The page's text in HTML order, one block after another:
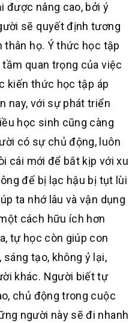
được nâng cao, bởi ý
sẽ quyết định tương
thân họ. Ý thức học tập
quan trọng của việc
kiến thức học tập áp
nay, với sự phát triển
học sinh cũng càng
có sự chủ động, luôn
cái mới để bắt kịp với xu
để bị lạc hậu bị tụt lùi
ta nhớ lâu và vận dụng
cách hữu ích hơn
tự học còn giúp con
tạo, không ỷ lại,
khác. Người biết tự
chủ động trong cuộc
người này sẽ đi nhanh